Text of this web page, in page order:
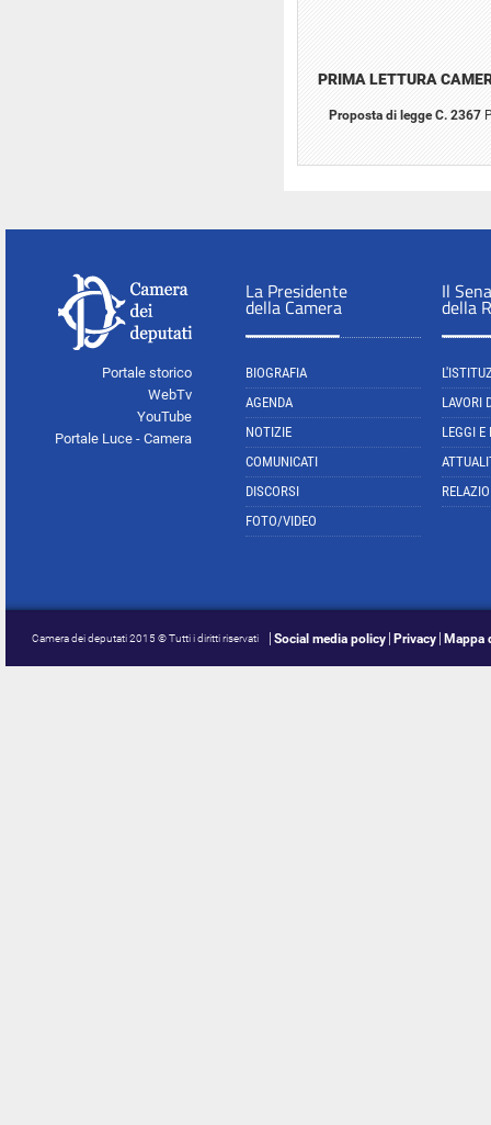
PRIMA LETTURA
Proposta di legge C. 2367
Portale storico
WebTv
YouTube
Portale Luce - Camera
La Presidente
della Camera
BIOGRAFIA
AGENDA
NOTIZIE
COMUNICATI
DISCORSI
FOTO/VIDEO
Il
della
LAVORI
LEGGI E
Camera dei deputati 2015 © Tutti i diritti riservati Social media policy Privacy Mappa